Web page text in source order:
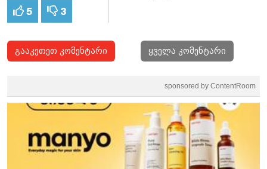
5 3
გააკეთეთ კომენტარი ყველა კომენტარი
sponsored by ContentRoom